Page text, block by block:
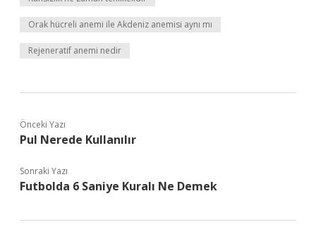
Orak hücreli anemi ile Akdeniz anemisi aynı mı
Rejeneratif anemi nedir
Önceki Yazı
Pul Nerede Kullanılır
Sonraki Yazı
Futbolda 6 Saniye Kuralı Ne Demek